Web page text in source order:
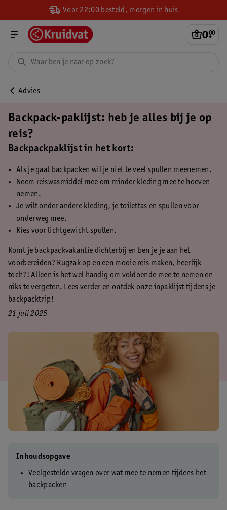
Voor 22:00 besteld, morgen in huis
0.
00
Advies
Backpack-paklijst: heb je alles bij je op
reis?
Backpackpaklijst in het kort:
Als je gaat backpacken wil je niet te veel spullen meenemen.
Neem reiswasmiddel mee om minder kleding mee te hoeven
nemen.
Je wilt onder andere kleding, je toilettas en spullen voor
onderweg mee.
Kies voor lichtgewicht spullen.
Komt je backpackvakantie dichterbij en ben je je aan het
voorbereiden? Rugzak op en een mooie reis maken, heerlijk
toch?! Alleen is het wel handig om voldoende mee te nemen en
niks te vergeten. Lees verder en ontdek onze inpaklijst tijdens je
backpacktrip!
21 juli 2025
Inhoudsopgave
Veelgestelde vragen over wat mee te nemen tijdens het
backpacken